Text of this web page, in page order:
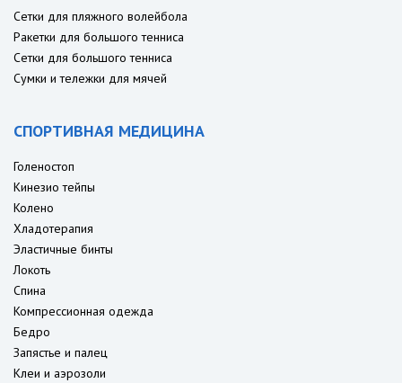
Сетки для пляжного волейбола
Ракетки для большого тенниса
Сетки для большого тенниса
Сумки и тележки для мячей
СПОРТИВНАЯ МЕДИЦИНА
Голеностоп
Кинезио тейпы
Колено
Хладотерапия
Эластичные бинты
Локоть
Спина
Компрессионная одежда
Бедро
Запястье и палец
Клеи и аэрозоли